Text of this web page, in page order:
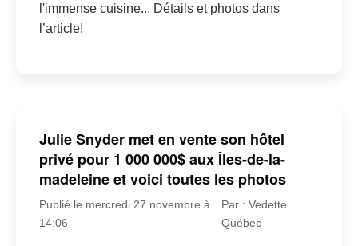
l'immense cuisine... Détails et photos dans
l’article!
Julie Snyder met en vente son hôtel
privé pour 1 000 000$ aux Îles-de-la-
madeleine et voici toutes les photos
Publié le mercredi 27 novembre à
14:06
Par : Vedette
Québec